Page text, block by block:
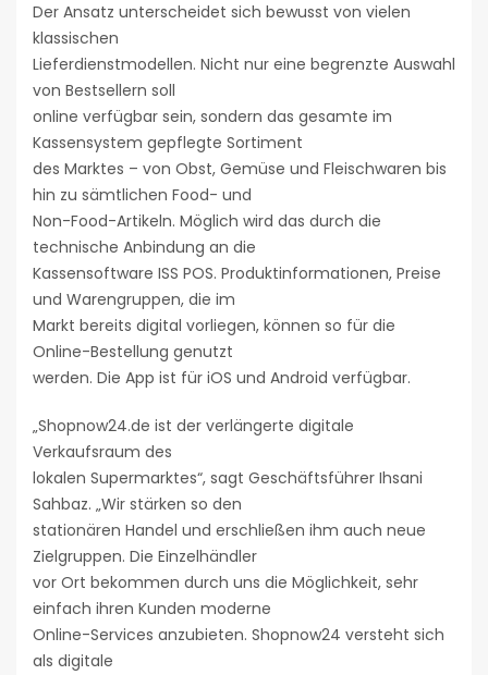
Der Ansatz unterscheidet sich bewusst von vielen
klassischen
Lieferdienstmodellen. Nicht nur eine begrenzte Auswahl
von Bestsellern soll
online verfügbar sein, sondern das gesamte im
Kassensystem gepflegte Sortiment
des Marktes – von Obst, Gemüse und Fleischwaren bis
hin zu sämtlichen Food- und
Non-Food-Artikeln. Möglich wird das durch die
technische Anbindung an die
Kassensoftware ISS POS. Produktinformationen, Preise
und Warengruppen, die im
Markt bereits digital vorliegen, können so für die
Online-Bestellung genutzt
werden. Die App ist für iOS und Android verfügbar.
„Shopnow24.de ist der verlängerte digitale
Verkaufsraum des
lokalen Supermarktes“, sagt Geschäftsführer Ihsani
Sahbaz. „Wir stärken so den
stationären Handel und erschließen ihm auch neue
Zielgruppen. Die Einzelhändler
vor Ort bekommen durch uns die Möglichkeit, sehr
einfach ihren Kunden moderne
Online-Services anzubieten. Shopnow24 versteht sich
als digitale